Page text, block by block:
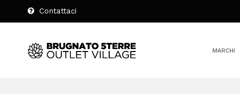
Contattaci
MARCHI